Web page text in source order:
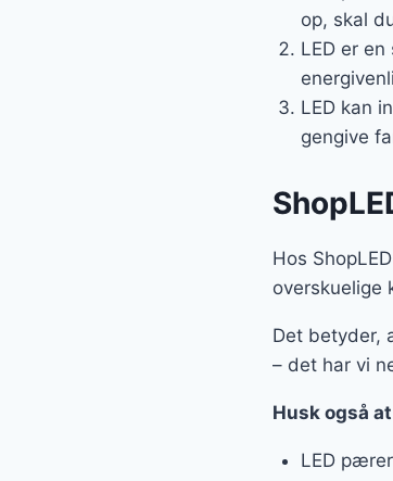
op, skal
LED er
LED kan
gengive
Hos
overskuelige
Det betyder,
– det har vi
Husk også
LED pærer